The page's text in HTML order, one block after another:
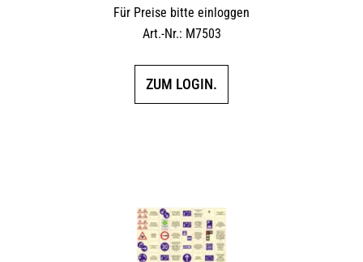
Für Preise bitte einloggen
Art.-Nr.: M7503
ZUM LOGIN.